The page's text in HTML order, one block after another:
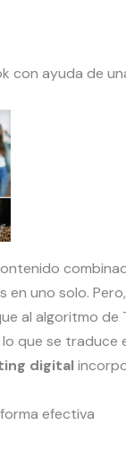
con ayuda de
en uno solo.
al algoritmo de
que se traduce
digital
efectiva